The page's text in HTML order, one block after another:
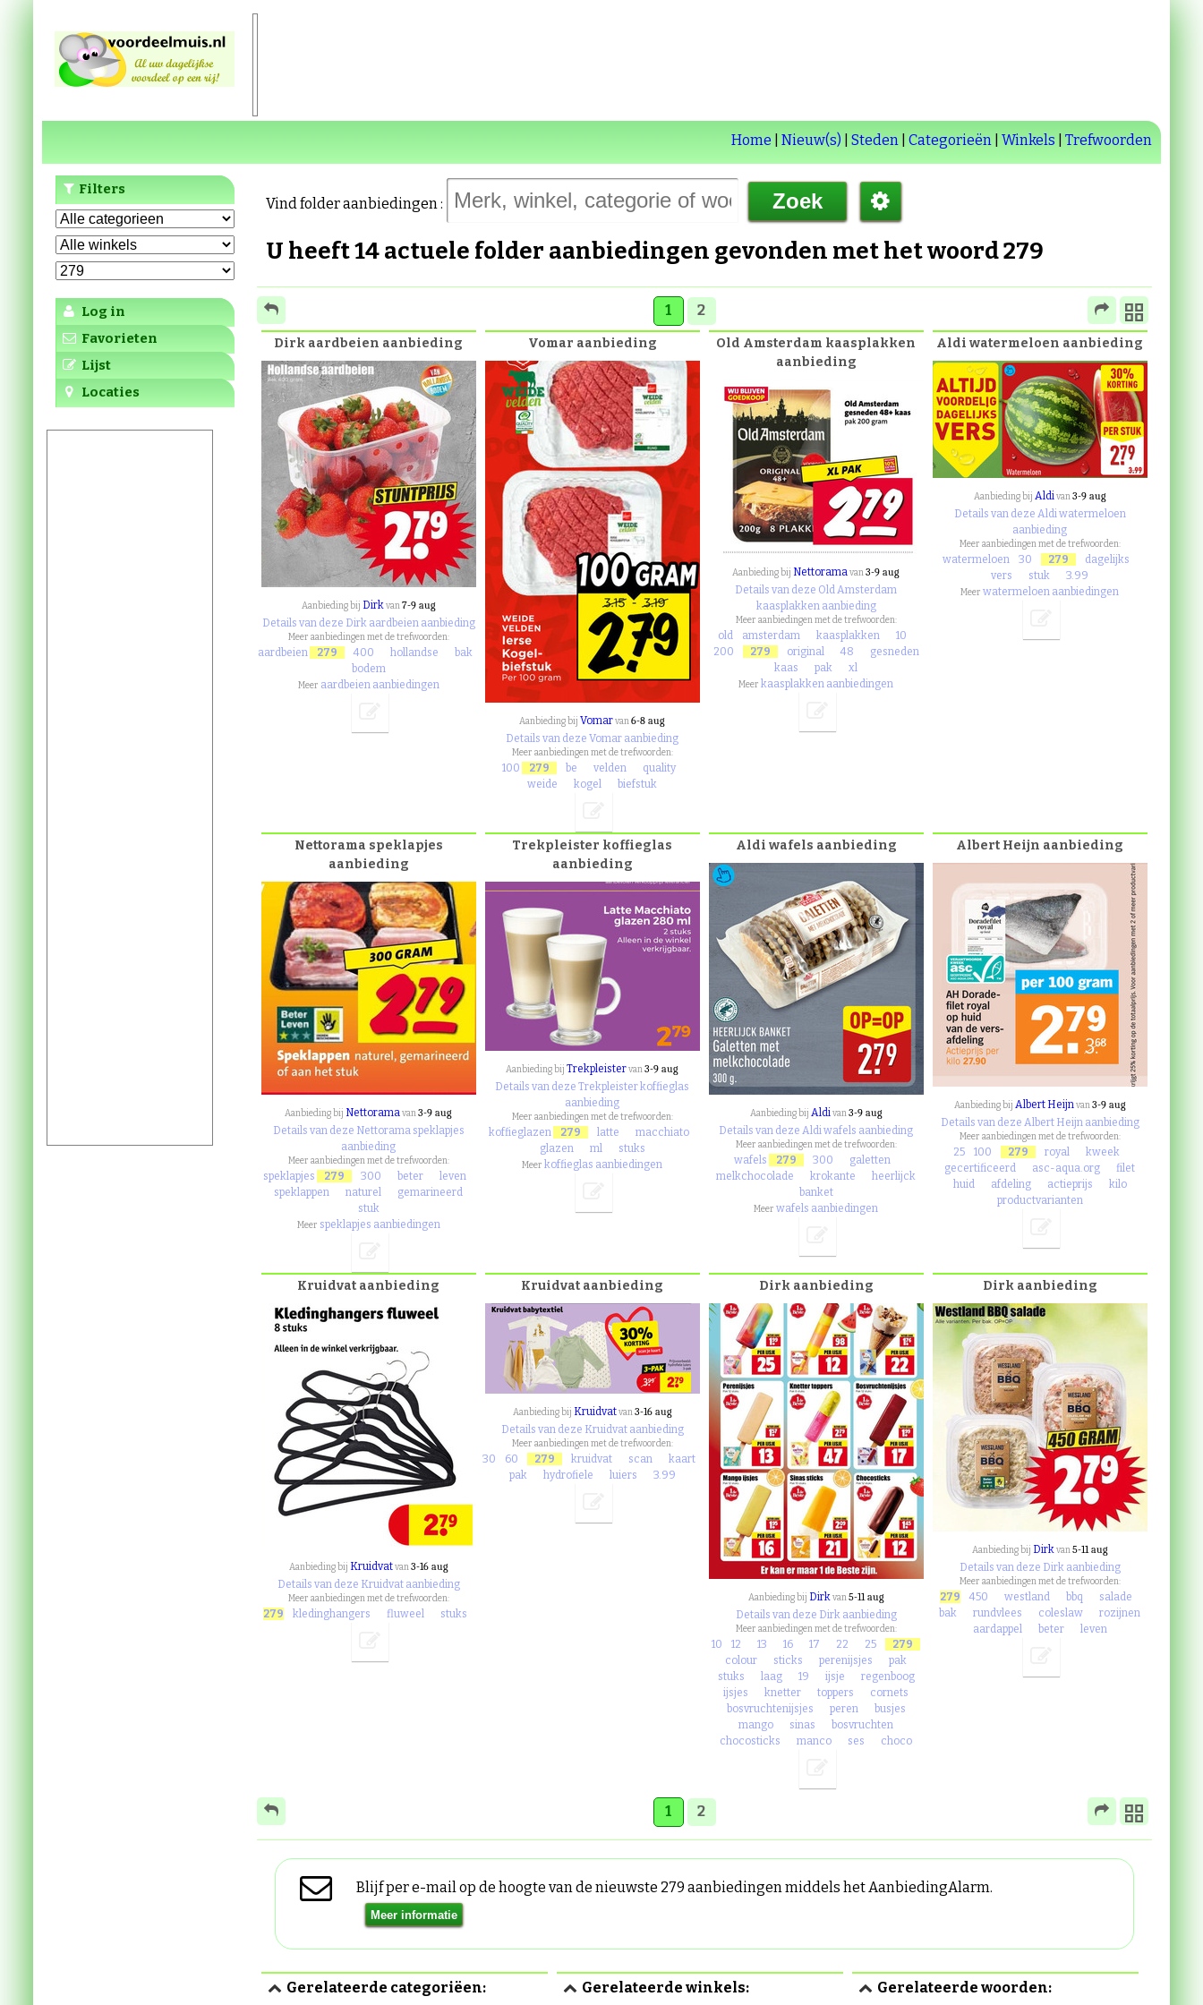
Home Nieuw(s) Steden| Categorieën| Winkels Trefwoorden
Filters
Log in
Favorieten
Lijst
Locaties
Vind folder aanbiedingen :
U heeft 14 actuele folder aanbiedingen gevonden met het woord279
1 2
Dirk aardbeien aanbieding
Aanbieding bij Dirkvan7-9 aug
Details van deze Dirk aardbeien aanbieding
Meer aanbiedingen met de trefwoorden:
aardbeien 279 400 hollandse
bak
bodem
Meer aardbeien aanbiedingen
Vomar aanbieding
Aanbieding bij Vomarvan6-8 aug
Details van deze Vomar aanbieding
Meer aanbiedingen met de trefwoorden:
100 279 be velden
quality
weide
kogel biefstuk
Old Amsterdam kaasplakken
aanbieding
Aanbieding bij Nettoramavan3-9 aug
Details van deze Old Amsterdam
kaasplakken aanbieding
Meer aanbiedingen met de trefwoorden:
old amsterdam kaasplakken
10
200
279 original 48
gesneden
kaas
pak xl
Meerkaasplakken aanbiedingen
Aldi watermeloen aanbieding
Aanbieding bij Aldivan3-9 aug
Details van deze Aldi watermeloen
aanbieding
Meer aanbiedingen met de trefwoorden:
watermeloen 30 279
dagelijks
vers
stuk 3.99
Meerwatermeloen aanbiedingen
Nettorama speklapjes
aanbieding
Aanbieding bij Nettoramavan3-9 aug
Details van deze Nettorama speklapjes
aanbieding
Meer aanbiedingen met de trefwoorden:
speklapjes 279 300 beter
leven
speklappen
naturel
gemarineerd
stuk
Meer speklapjes aanbiedingen
Trekpleister koffieglas
aanbieding
Aanbieding bijTrekpleistervan3-9 aug
Details van deze Trekpleister koffieglas
aanbieding
Meer aanbiedingen met de trefwoorden:
koffieglazen 279 latte
macchiato
glazen
ml stuks
Meerkoffieglas aanbiedingen
Aldi wafels aanbieding
Aanbieding bij Aldivan3-9 aug
Details van deze Aldi wafels aanbieding
Meer aanbiedingen met de trefwoorden:
wafels 279 300
galetten
melkchocolade
krokante
heerlijck
banket
Meerwafels aanbiedingen
Albert Heijn aanbieding
Aanbieding bij Albert Heijnvan3-9 aug
Details van deze Albert Heijn aanbieding
Meer aanbiedingen met de trefwoorden:
25 100 279 royal
kweek
gecertificeerd
asc-aqua.org
filet
huid
afdeling actieprijs
kilo
productvarianten
Kruidvat aanbieding
Aanbieding bij Kruidvatvan3-16 aug
Details van deze Kruidvat aanbieding
Meer aanbiedingen met de trefwoorden:
279 kledinghangers fluweel stuks
Kruidvat aanbieding
Aanbieding bij Kruidvatvan3-16 aug
Details van deze Kruidvat aanbieding
Meer aanbiedingen met de trefwoorden:
30 60 279 kruidvat scan
kaart
pak
hydrofiele luiers 3.99
Dirk aanbieding
Aanbieding bij Dirkvan5-11 aug
Details van deze Dirk aanbieding
Meer aanbiedingen met de trefwoorden:
10 12 13 16 17 22 25
279
colour
sticks perenijsjes
pak
stuks
laag 19 ijsje
regenboog
ijsjes
knetter toppers
cornets
bosvruchtenijsjes
peren
busjes
mango
sinas
bosvruchten
chocosticks
manco ses choco
Dirk aanbieding
Aanbieding bij Dirkvan5-11 aug
Details van deze Dirk aanbieding
Meer aanbiedingen met de trefwoorden:
279 450 westland bbq
salade
bak
rundvlees coleslaw
rozijnen
aardappel
beter leven
1 2
Blijf per e-mail op de hoogte van de nieuwste 279 aanbiedingen middels het AanbiedingAlarm.